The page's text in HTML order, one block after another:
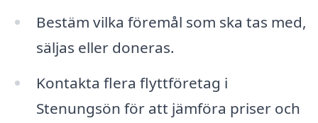
Bestäm vilka föremål som ska tas med,
säljas eller doneras.
Kontakta flera flyttföretag i
Stenungsön för att jämföra priser och